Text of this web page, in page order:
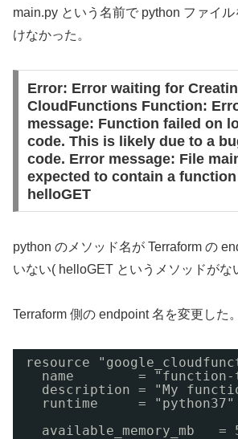
main.py という名前で python ファイ
けなかった。
Error: Error waiting for
CloudFunctions Function:
message: Function failed on
code. This is likely due to a
code. Error message: File
expected to contain a
helloGET
python のメソッド名が Terraform の
いない( helloGET というメソッドがな
Terraform 側の endpoint 名を変更した。
resource
name        =
description = "My
runtime     = "python37"
available_memory_mb   =